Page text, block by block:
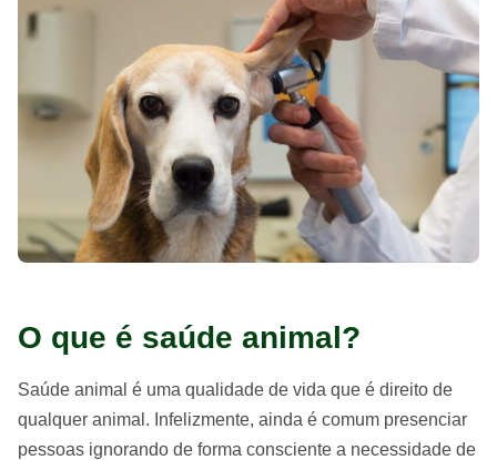
O que é saúde animal?
Saúde animal é uma qualidade de vida que é direito de
qualquer animal. Infelizmente, ainda é comum presenciar
pessoas ignorando de forma consciente a necessidade de